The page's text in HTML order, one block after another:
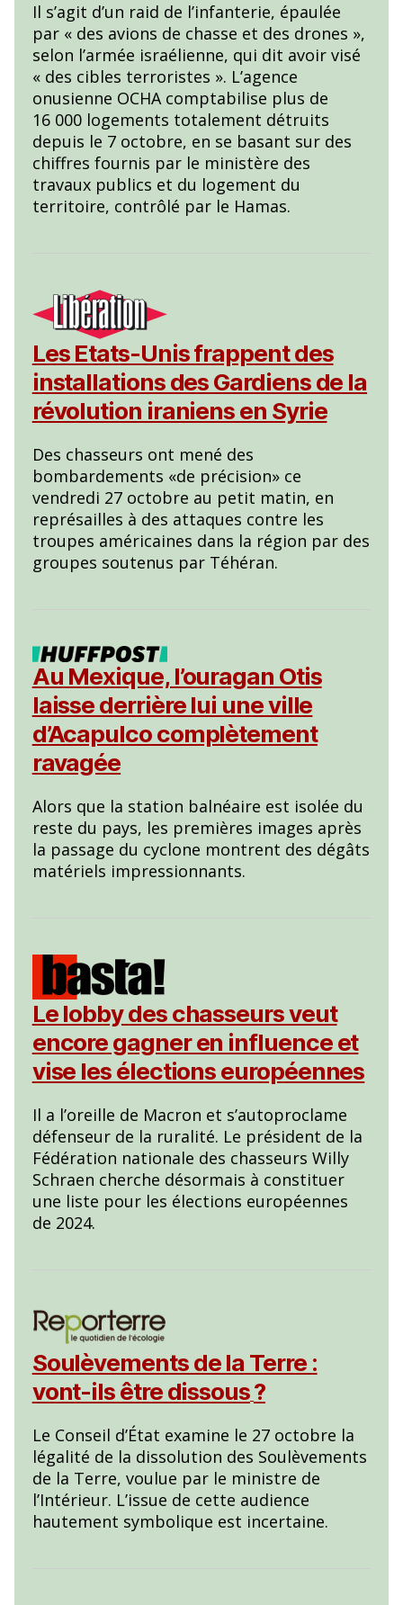
Il s’agit d’un raid de l’infanterie, épaulée
par « des avions de chasse et des drones »,
selon l’armée israélienne, qui dit avoir visé
« des cibles terroristes ». L’agence
onusienne OCHA comptabilise plus de
16 000 logements totalement détruits
depuis le 7 octobre, en se basant sur des
chiffres fournis par le ministère des
travaux publics et du logement du
territoire, contrôlé par le Hamas.
Les Etats-Unis frappent des
installations des Gardiens de la
révolution iraniens en Syrie
Des chasseurs ont mené des
bombardements «de précision» ce
vendredi 27 octobre au petit matin, en
représailles à des attaques contre les
troupes américaines dans la région par des
groupes soutenus par Téhéran.
Au Mexique, l’ouragan Otis
laisse derrière lui une ville
d’Acapulco complètement
ravagée
Alors que la station balnéaire est isolée du
reste du pays, les premières images après
la passage du cyclone montrent des dégâts
matériels impressionnants.
Le lobby des chasseurs veut
encore gagner en influence et
vise les élections européennes
Il a l’oreille de Macron et s’autoproclame
défenseur de la ruralité. Le président de la
Fédération nationale des chasseurs Willy
Schraen cherche désormais à constituer
une liste pour les élections européennes
de 2024.
Soulèvements de la Terre :
vont-ils être dissous?
Le Conseil d’État examine le 27 octobre la
légalité de la dissolution des Soulèvements
de la Terre, voulue par le ministre de
l’Intérieur. L’issue de cette audience
hautement symbolique est incertaine.